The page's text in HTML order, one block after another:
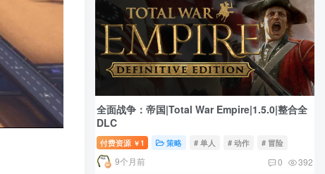
全面战争：帝国|Total War Empire|1.5.0|整合全
DLC
付费资源 ￥ 1 策略 # 单人 # 动作 # 冒险
9个月前 0 392